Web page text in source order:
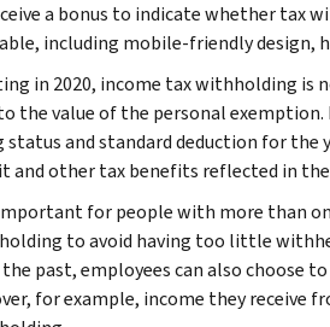
a bonus to indicate whether tax
including mobile-friendly design,
in 2020, income tax withholding is
the value of the personal
and standard deduction for the
and other tax benefits reflected in
for people with more than
to avoid having too little
the past, employees can also choose
for example, income they receive